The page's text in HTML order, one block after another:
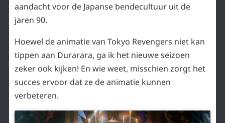
aandacht voor de Japanse bendecultuur uit de
jaren 90.
Hoewel de animatie van Tokyo Revengers niet kan
tippen aan Durarara, ga ik het nieuwe seizoen
zeker ook kijken! En wie weet, misschien zorgt het
succes ervoor dat ze de animatie kunnen
verbeteren.